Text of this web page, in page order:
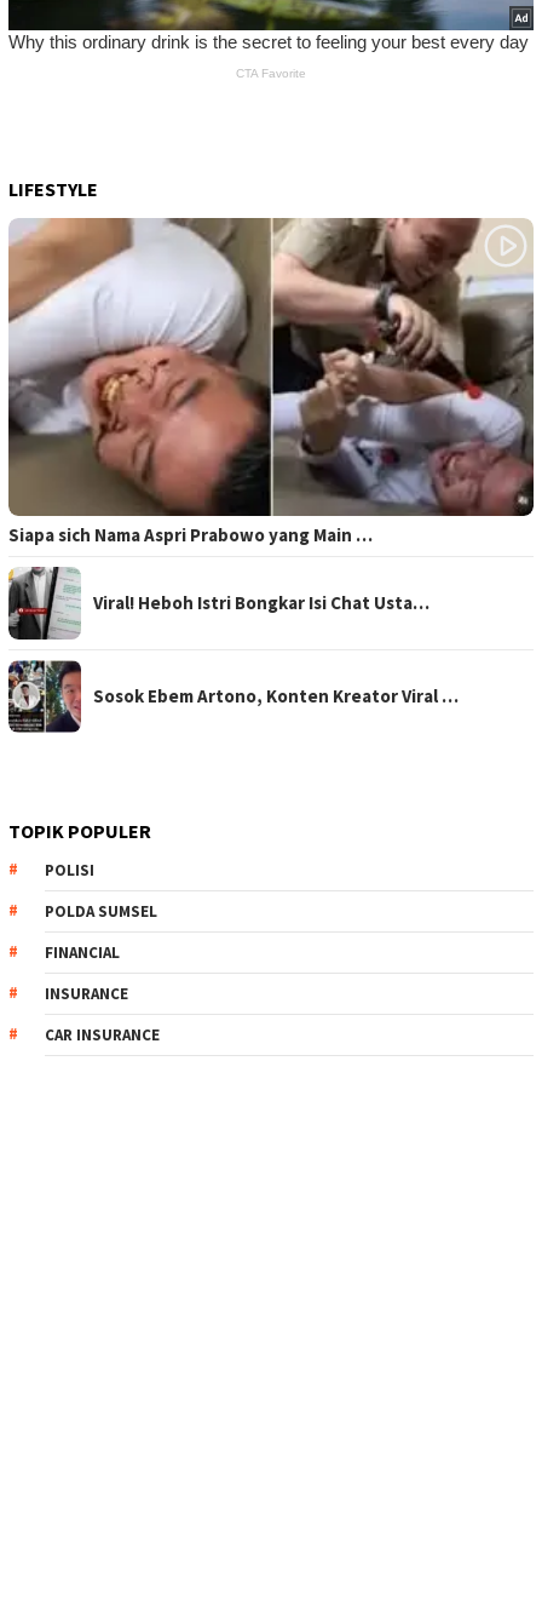
LIFESTYLE
Siapa sich Nama Aspri Prabowo yang Main …
Viral! Heboh Istri Bongkar Isi Chat Usta…
Sosok Ebem Artono, Konten Kreator Viral …
TOPIK POPULER
POLISI
POLDA SUMSEL
FINANCIAL
INSURANCE
CAR INSURANCE